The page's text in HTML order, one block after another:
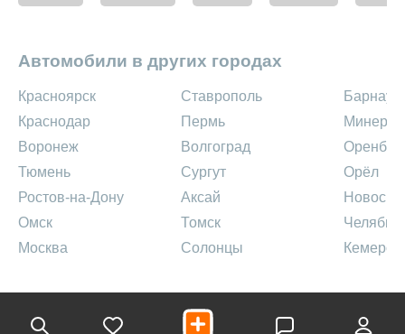
Автомобили в других городах
Красноярск
Краснодар
Воронеж
Тюмень
Ростов-на-Дону
Омск
Москва
Ставрополь
Пермь
Волгоград
Сургут
Аксай
Томск
Солонцы
Барнаул
Орёл